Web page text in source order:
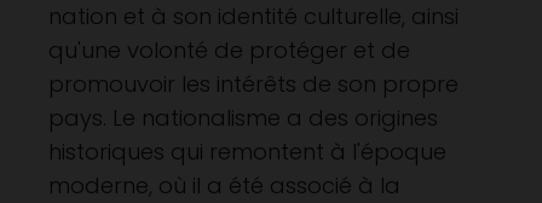
nation et à son identité culturelle, ainsi
qu'une volonté de protéger et de
promouvoir les intérêts de son propre
pays. Le nationalisme a des origines
historiques qui remontent à l'époque
moderne, où il a été associé à la